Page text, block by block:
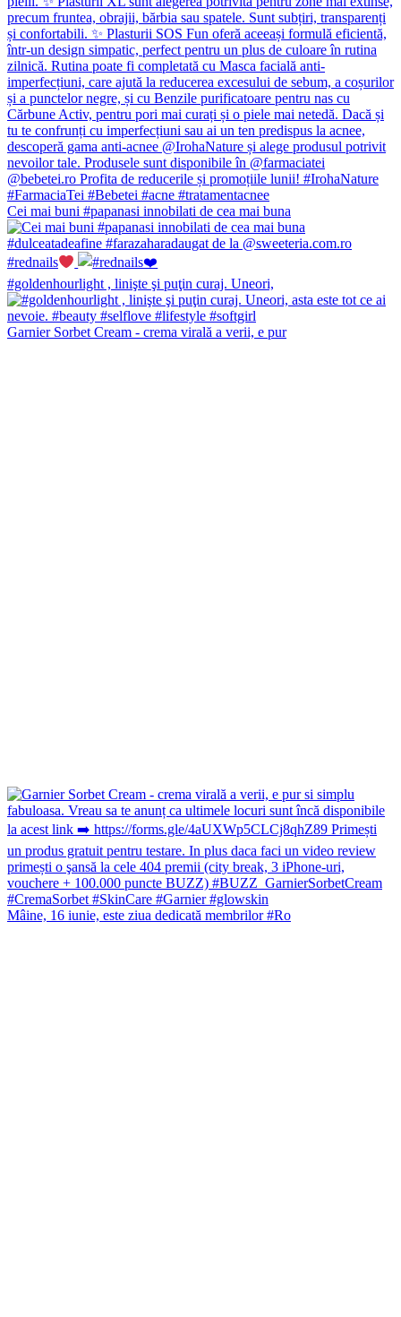
Cei mai buni #papanasi innobilati de cea mai buna
#rednails
#goldenhourlight , linişte şi puţin curaj. Uneori,
Garnier Sorbet Cream - crema virală a verii, e pur
Mâine, 16 iunie, este ziua dedicată membrilor #Ro